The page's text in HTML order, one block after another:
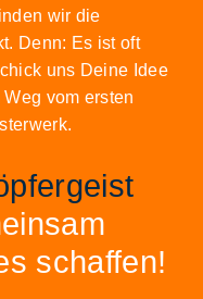
wir die
Denn: Es ist oft
uns Deine Idee
vom ersten
schaffen!